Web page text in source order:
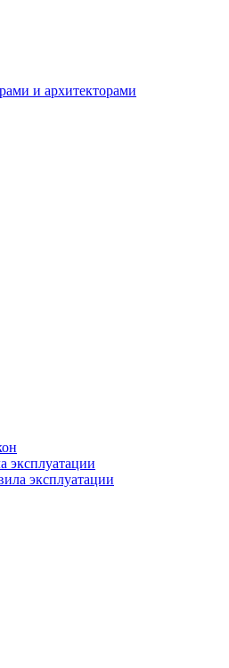
и архитекторами
эксплуатации
эксплуатации